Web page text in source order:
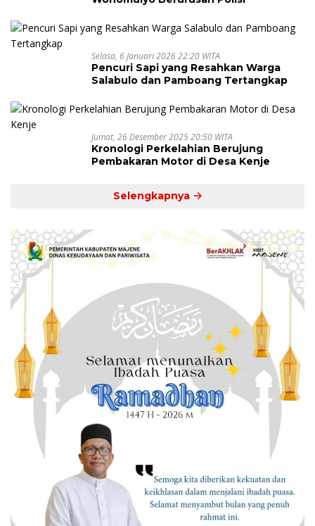
Selasa, 6 Januari 2026 22:20 WITA
Pencuri Sapi yang Resahkan Warga
Salabulo dan Pamboang Tertangkap
Jumat, 26 Desember 2025 20:50 WITA
Kronologi Perkelahian Berujung
Pembakaran Motor di Desa Kenje
Selengkapnya